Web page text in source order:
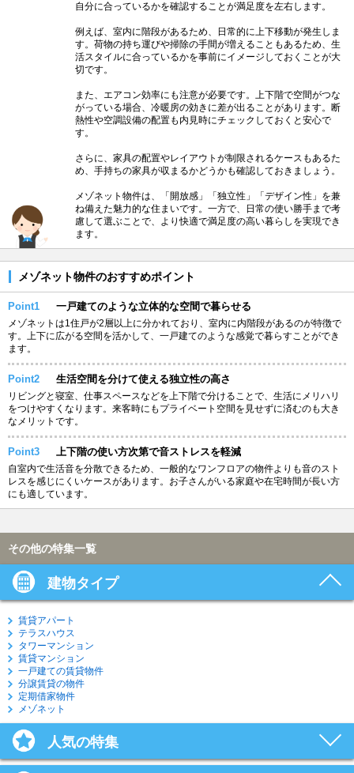
自分に合っているかを確認することが満足度を左右します。
例えば、室内に階段があるため、日常的に上下移動が発生しま
す。荷物の持ち運びや掃除の手間が増えることもあるため、生
活スタイルに合っているかを事前にイメージしておくことが大
切です。
また、エアコン効率にも注意が必要です。上下階で空間がつな
がっている場合、冷暖房の効きに差が出ることがあります。断
熱性や空調設備の配置も内見時にチェックしておくと安心で
す。
さらに、家具の配置やレイアウトが制限されるケースもあるた
め、手持ちの家具が収まるかどうかも確認しておきましょう。
メゾネット物件は、「開放感」「独立性」「デザイン性」を兼
ね備えた魅力的な住まいです。一方で、日常の使い勝手まで考
慮して選ぶことで、より快適で満足度の高い暮らしを実現でき
ます。
メゾネット物件のおすすめポイント
Point1 一戸建てのような立体的な空間で暮らせる
メゾネットは1住戸が2層以上に分かれており、室内に内階段があるのが特徴で
す。上下に広がる空間を活かして、一戸建てのような感覚で暮らすことができ
ます。
Point2 生活空間を分けて使える独立性の高さ
リビングと寝室、仕事スペースなどを上下階で分けることで、生活にメリハリ
をつけやすくなります。来客時にもプライベート空間を見せずに済むのも大き
なメリットです。
Point3 上下階の使い方次第で音ストレスを軽減
自室内で生活音を分散できるため、一般的なワンフロアの物件よりも音のスト
レスを感じにくいケースがあります。お子さんがいる家庭や在宅時間が長い方
にも適しています。
その他の特集一覧
建物タイプ
賃貸アパート
テラスハウス
タワーマンション
賃貸マンション
一戸建ての賃貸物件
分譲賃貸の物件
定期借家物件
メゾネット
人気の特集